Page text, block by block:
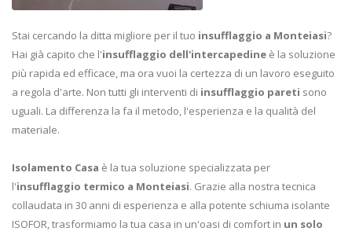
Stai cercando la ditta migliore per il tuo insufflaggio a Monteiasi?
Hai già capito che l'insufflaggio dell'intercapedine è la soluzione
più rapida ed efficace, ma ora vuoi la certezza di un lavoro eseguito
a regola d'arte. Non tutti gli interventi di insufflaggio pareti sono
uguali. La differenza la fa il metodo, l'esperienza e la qualità del
materiale.
Isolamento Casa è la tua soluzione specializzata per
l'insufflaggio termico a Monteiasi. Grazie alla nostra tecnica
collaudata in 30 anni di esperienza e alla potente schiuma isolante
ISOFOR, trasformiamo la tua casa in un'oasi di comfort in un solo